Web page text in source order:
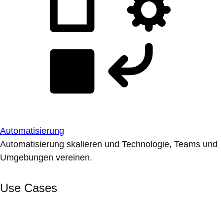
Automatisierung
Automatisierung skalieren und Technologie, Teams und
Umgebungen vereinen.
Use Cases